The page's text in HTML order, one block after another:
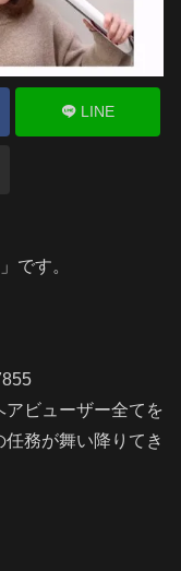
LINE
です。
アビューザー全てを
務が舞い降りてき